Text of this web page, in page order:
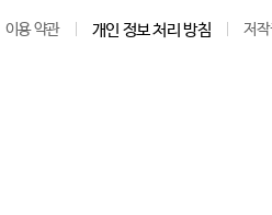
이용 약관 개인 정보 처리 방침 저